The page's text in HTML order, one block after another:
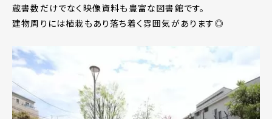
蔵書数だけでなく映像資料も豊富な図書館です。
建物周りには植栽もあり落ち着く雰囲気があります◎